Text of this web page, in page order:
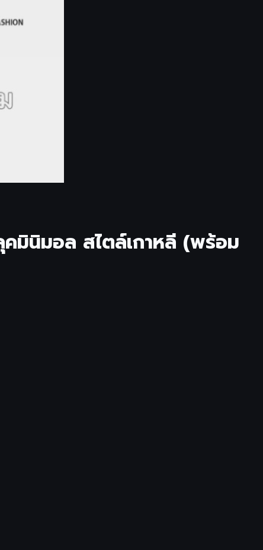
มินิมอล สไตล์เกาหลี (พร้อม